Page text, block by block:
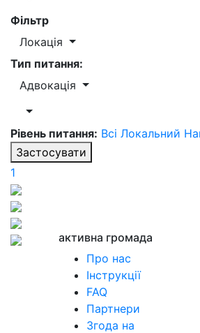
Фільтр
Локація
Тип питання:
Адвокація
Рівень питання: Всі Локальний
Застосувати
1
активна громада
Про нас
Інструкції
FAQ
Партнери
Згода на